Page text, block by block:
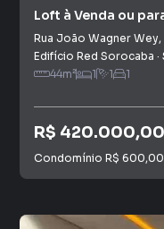
Loft à Venda ou
Rua João Wagner Wey,
Edifício Red Sorocaba ·
44m² 1 1 1
R$ 420.000,00
Condomínio R$ 600,00